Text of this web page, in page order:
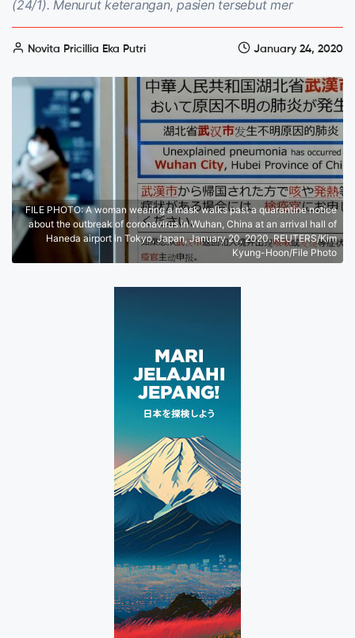
(24/1). Menurut keterangan, pasien tersebut mer
Novita Pricillia Eka Putri January 24, 2020
FILE PHOTO: A woman wearing a mask walks past a quarantine notice
about the outbreak of coronavirus in Wuhan, China at an arrival hall of
Haneda airport in Tokyo, Japan, January 20, 2020. REUTERS/Kim
Kyung-Hoon/File Photo